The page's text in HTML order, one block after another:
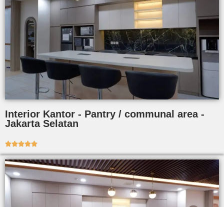
Interior Kantor - Pantry / communal area -
Jakarta Selatan
